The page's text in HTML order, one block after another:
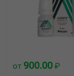
от 900.00 ₽